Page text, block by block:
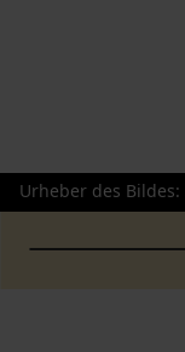
Urheber des Bildes: